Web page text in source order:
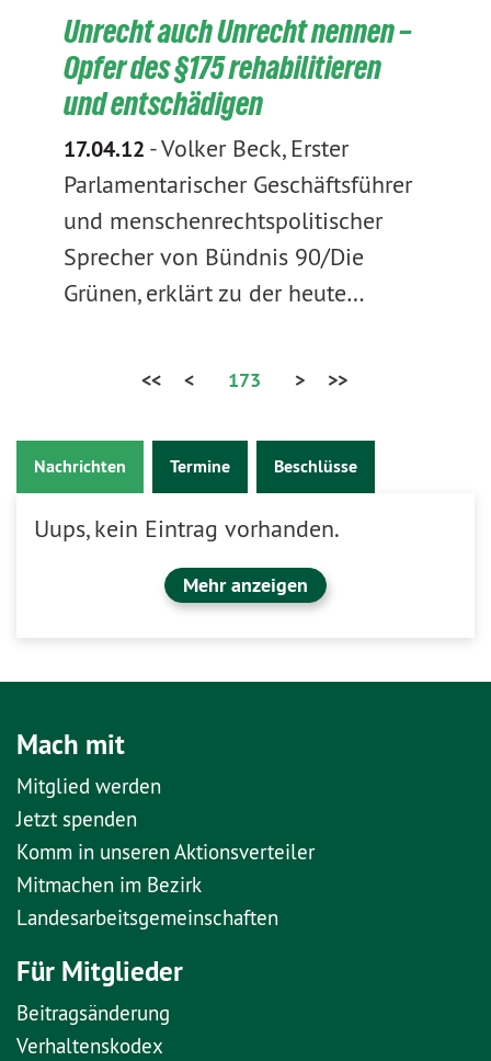
Unrecht auch Unrecht nennen –
Opfer des §175 rehabilitieren
und entschädigen
17.04.12 -Volker Beck, Erster
Parlamentarischer Geschäftsführer
und menschenrechtspolitischer
Sprecher von Bündnis 90/Die
Grünen, erklärt zu der heute…
<< < 173 > >>
Nachrichten Termine Beschlüsse
Uups, kein Eintrag vorhanden.
Mehr anzeigen
Mach mit
Mitglied werden
Jetzt spenden
Komm in unseren Aktionsverteiler
Mitmachen im Bezirk
Landesarbeitsgemeinschaften
Für Mitglieder
Beitragsänderung
Verhaltenskodex